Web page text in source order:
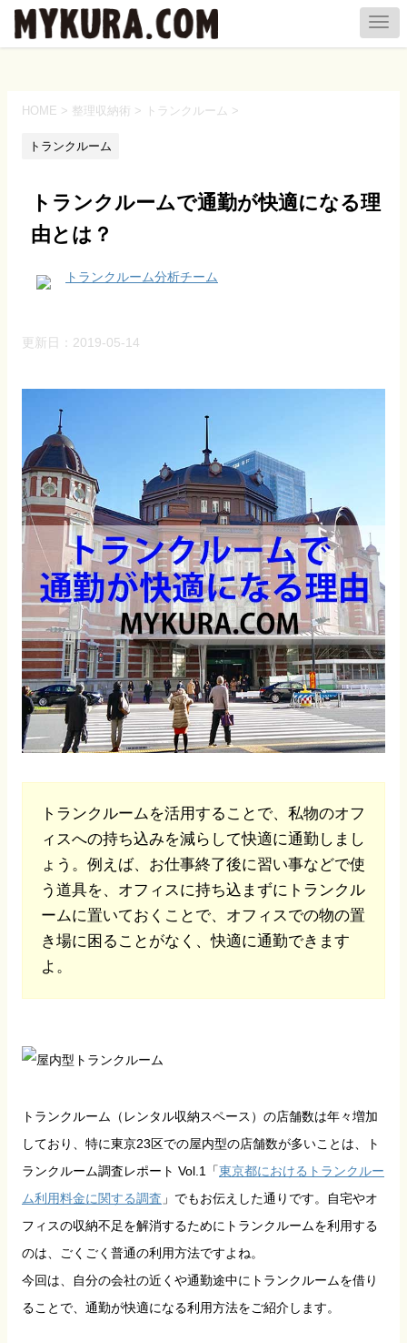
HOME > 整理収納術 > トランクルーム >
トランクルーム
トランクルームで通勤が快適になる理
由とは？
トランクルーム分析チーム
更新日： 2019-05-14
トランクルームを活用することで、私物のオフ
ィスへの持ち込みを減らして快適に通勤しまし
ょう。例えば、お仕事終了後に習い事などで使
う道具を、オフィスに持ち込まずにトランクル
ームに置いておくことで、オフィスでの物の置
き場に困ることがなく、快適に通勤できます
よ。
トランクルーム（レンタル収納スペース）の店舗数は年々増加
しており、特に東京23区での屋内型の店舗数が多いことは、ト
ランクルーム調査レポート Vol.1「東京都におけるトランクルー
ム利用料金に関する調査 」でもお伝えした通りです。自宅やオ
フィスの収納不足を解消するためにトランクルームを利用する
のは、ごくごく普通の利用方法ですよね。
今回は、自分の会社の近くや通勤途中にトランクルームを借り
ることで、通勤が快適になる利用方法をご紹介します。